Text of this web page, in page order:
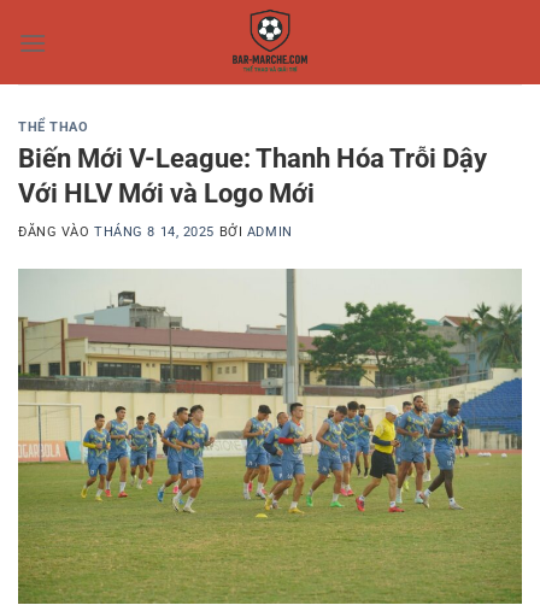
qua
THỂ THAO
Biến Mới V-League: Thanh Hóa Trỗi Dậy
Với HLV Mới và Logo Mới
ĐĂNG VÀOTHÁNG 8 14, 2025 BỞI ADMIN